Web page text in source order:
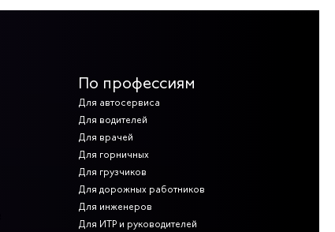
По профессиям
Для автосервиса
Для водителей
Для врачей
Для горничных
Для грузчиков
Для дорожных работников
Для инженеров
Для ИТР и руководителей